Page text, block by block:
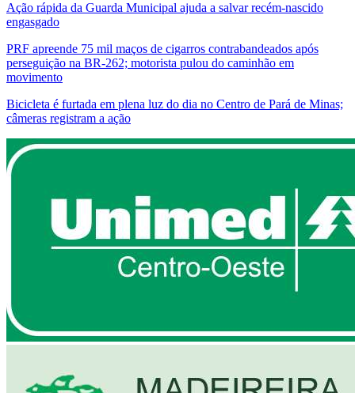
Ação rápida da Guarda Municipal ajuda a salvar recém-nascido
engasgado
PRF apreende 75 mil maços de cigarros contrabandeados após
perseguição na BR-262; motorista pulou do caminhão em
movimento
Bicicleta é furtada em plena luz do dia no Centro de Pará de Minas;
câmeras registram a ação